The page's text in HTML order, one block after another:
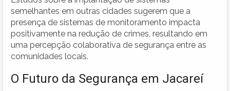
semelhantes em outras cidades sugerem que a
presença de sistemas de monitoramento impacta
positivamente na redução de crimes, resultando em
uma percepção colaborativa de segurança entre as
comunidades locais.
O Futuro da Segurança em Jacareí